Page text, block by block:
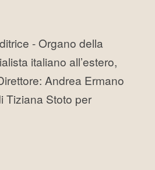
- Organo della
italiano all’estero,
Andrea Ermano
Tiziana Stoto per